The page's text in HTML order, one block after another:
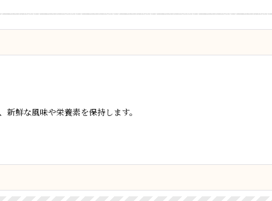
鮮な風味や栄養素を保持します。